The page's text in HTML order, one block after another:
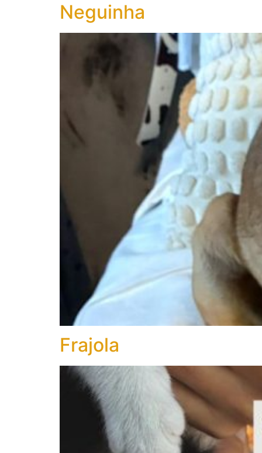
Neguinha
Frajola